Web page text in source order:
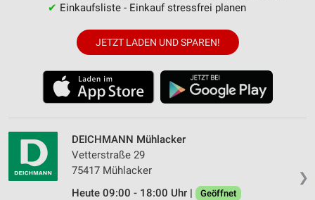
✔ Einkaufsliste - Einkauf stressfrei planen
JETZT LADEN UND SPAREN!
❯
DEICHMANN Mühlacker
Vetterstraße 29
75417 Mühlacker
Heute 09:00 - 18:00 Uhr |
Geöffnet